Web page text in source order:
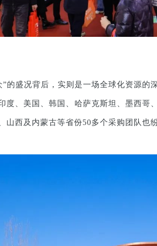
”的盛况背后，实则是一场全球化资源的
度、美国、韩国、哈萨克斯坦、墨西哥
山西及内蒙古等省份50多个采购团队也